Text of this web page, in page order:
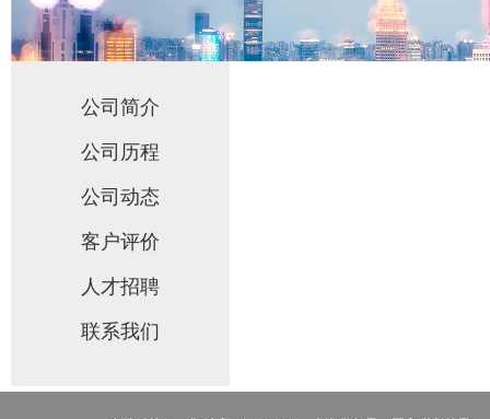
公司简介
公司历程
公司动态
客户评价
人才招聘
联系我们